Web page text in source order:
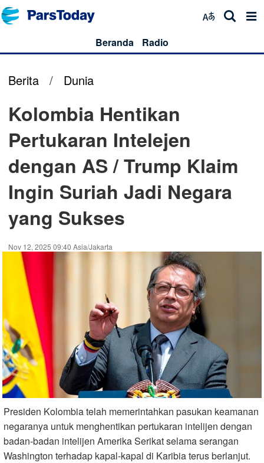
Beranda Radio
Berita / Dunia
Kolombia Hentikan
Pertukaran Intelejen
dengan AS / Trump Klaim
Ingin Suriah Jadi Negara
yang Sukses
Nov 12, 2025 09:40 Asia/Jakarta
Presiden Kolombia telah memerintahkan pasukan keamanan
negaranya untuk menghentikan pertukaran intelijen dengan
badan-badan intelijen Amerika Serikat selama serangan
Washington terhadap kapal-kapal di Karibia terus berlanjut.